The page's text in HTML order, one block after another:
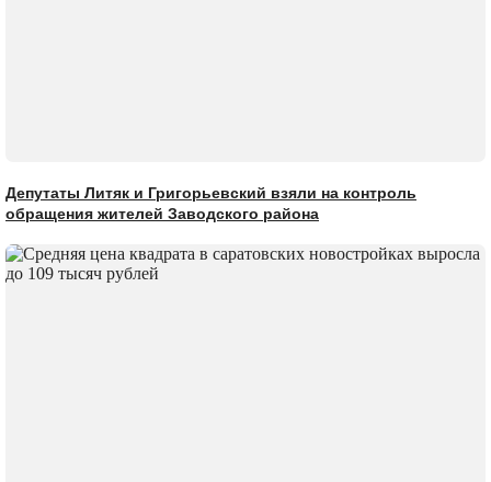
Депутаты Литяк и Григорьевский взяли на контроль
обращения жителей Заводского района